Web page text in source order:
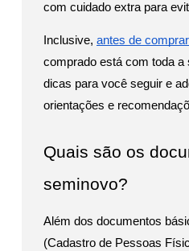
com cuidado extra para
Inclusive, antes de
comprado está com toda a
dicas para você seguir e
orientações e
Quais são os
seminovo?
Além dos documentos
(Cadastro de Pessoas